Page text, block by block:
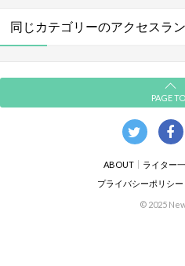
同じカテゴリーのアクセスラ
PAGE
ABOUT ライター
プライバシーポリシー
© 2025